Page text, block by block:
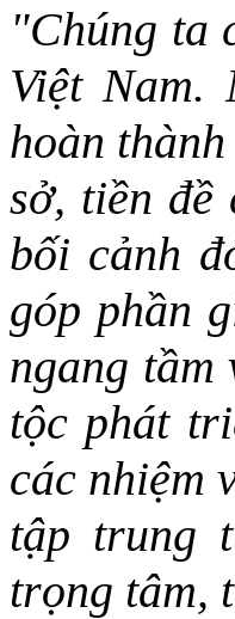
"Chúng ta
Việt Nam.
hoàn
sở, tiền đề
bối cảnh
góp phần
ngang
tộc phát
các nhiệm
tập trung
trọng tâm,